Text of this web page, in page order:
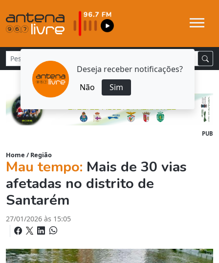
Deseja receber notificações?
Não
Sim
PUB
Home / Região
Mau tempo: Mais de 30 vias
afetadas no distrito de
Santarém
27/01/2026 às 15:05